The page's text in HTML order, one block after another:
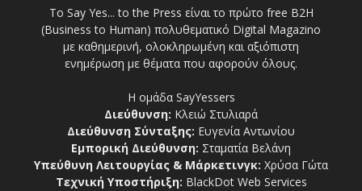
Το Say Yes... to the Press είναι το πρώτο free Β2Η
(Business to Human) πολυθεματικό Digital Magazino
με καθημερινή, ολοκληρωμένη και αξιόπιστη
ενημέρωση με θέματα που αφορούν όλους.
Η ομάδα SayYessers
Διεύθυνση: Κλειώ Στυλιαρά
Διεύθυνση Σύνταξης: Ευγενία Αντωνίου
Εμπορική Διεύθυνση: Σταματία Βελάνη
Υπεύθυνη Λειτουργίας & Μάρκετινγκ: Χρύσα Γώτα
Τεχνική Υποστήριξη: BlackDot Web Services